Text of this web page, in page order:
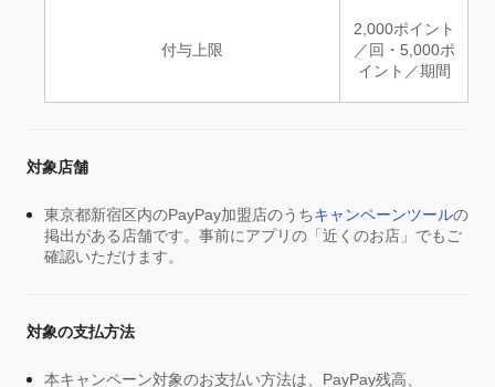
付与上限
2,000ポイント
／回・5,000ポ
イント／期間
対象店舗
東京都新宿区内のPayPay加盟店のうちキャンペーンツールの
掲出がある店舗です。事前にアプリの「近くのお店」でもご
確認いただけます。
対象の支払方法
本キャンペーン対象のお支払い方法は、PayPay残高、